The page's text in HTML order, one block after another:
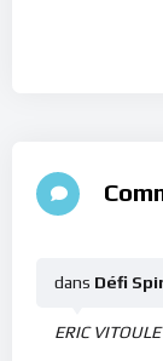
ERIC
dans Défi